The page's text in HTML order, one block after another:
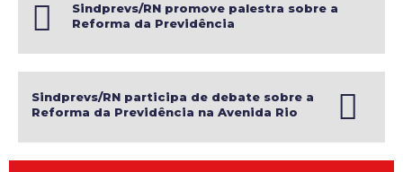
Sindprevs/RN promove palestra sobre a
Reforma da Previdência
Sindprevs/RN participa de debate sobre a
Reforma da Previdência na Avenida Rio